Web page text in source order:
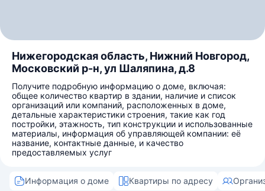
Нижегородская область, Нижний Новгород,
Московский р-н, ул Шаляпина, д.8
Получите подробную информацию о доме, включая:
общее количество квартир в здании, наличие и список
организаций или компаний, расположенных в доме,
детальные характеристики строения, такие как год
постройки, этажность, тип конструкции и использованные
материалы, информация об управляющей компании: её
название, контактные данные, и качество
предоставляемых услуг
Информация о доме Квартиры по адресу